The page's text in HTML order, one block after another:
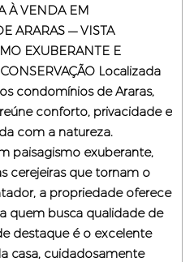
À VENDA EM
ARARAS — VISTA
EXUBERANTE E
Localizada
condomínios de Araras,
conforto, privacidade e
com a natureza.
paisagismo exuberante,
cerejeiras que tornam o
a propriedade oferece
quem busca qualidade de
destaque é o excelente
casa, cuidadosamente